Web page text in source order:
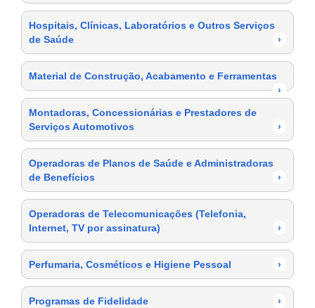
Hospitais, Clínicas, Laboratórios e Outros Serviços
de Saúde
›
Material de Construção, Acabamento e Ferramentas
›
Montadoras, Concessionárias e Prestadores de
Serviços Automotivos
›
Operadoras de Planos de Saúde e Administradoras
de Benefícios
›
Operadoras de Telecomunicações (Telefonia,
Internet, TV por assinatura)
›
Perfumaria, Cosméticos e Higiene Pessoal ›
Programas de Fidelidade ›